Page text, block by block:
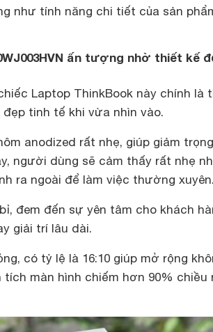
như tính năng chi tiết của sản
ấn tượng nhờ thiết kế
Laptop ThinkBook này chính là
tinh tế khi vừa nhìn vào.
anodized rất nhẹ, giúp giảm trọng
người dùng sẽ cảm thấy rất nhẹ
ra ngoài để làm việc thường xuyên.
đem đến sự yên tâm cho khách
giải trí lâu dài.
có tỷ lệ là 16:10 giúp mở rộng
màn hình chiếm hơn 90% chiều